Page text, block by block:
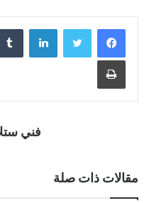
فني
مقالات ذات صلة